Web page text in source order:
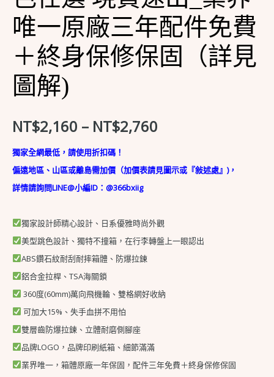
唯一原廠三年配件免費
＋終身保修保固（詳見
圖解)
NT$2,160 – NT$2,760
獨家全網最低，請使用折扣碼！
偏遠地區、山區或離島需加價（加價表請見圖示或『敍述處』)，
詳情請詢問LINE@小編ID： @366bxiig
獨家設計師精心設計、日系優雅時尚外觀
美型跳色設計、獨特不撞箱，在行李轉盤上一眼認出
ABS鑽石紋耐刮耐摔箱體、防爆拉鍊
鋁合金拉桿、TSA海關鎖
360度(60mm)萬向飛機輪、雙格網好收納
可加大15%、失手血拼不用怕
雙層齒防爆拉鍊、立體耐磨側腳座
品牌LOGO，品牌印刷紙箱、細節滿滿
業界唯一，箱體原廠一年保固，配件三年免費＋終身保修保固
任
選
速
出
業
界
唯
一
廠
三
年
配
件
免
費
＋
終